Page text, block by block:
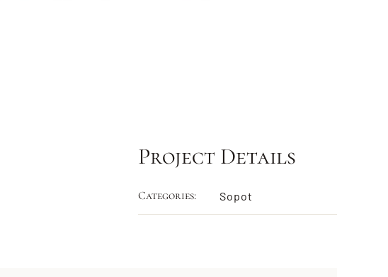
Project Details
Categories: Sopot